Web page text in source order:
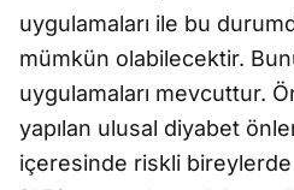
uygulamaları ile bu
mümkün olabilecektir.
uygulamaları mevcuttur.
yapılan ulusal diyabet
içeresinde riskli